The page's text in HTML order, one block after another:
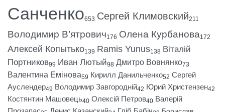
Санченко653 Сергей Климовский211
Володимир В’ятрович176 Олена Курбанова172
Алексей Копытько139 Ramis Yunus138 Віталій
Портников99 Иван Лютый98 Дмитро Вовнянко73
Валентина Емінова59 Кирилл Данильченко52 Сергей
Ауслендер49 Володимир Завгородній42 Юрий Христензен42
Костянтин Машовець40 Олексій Петров40 Валерій